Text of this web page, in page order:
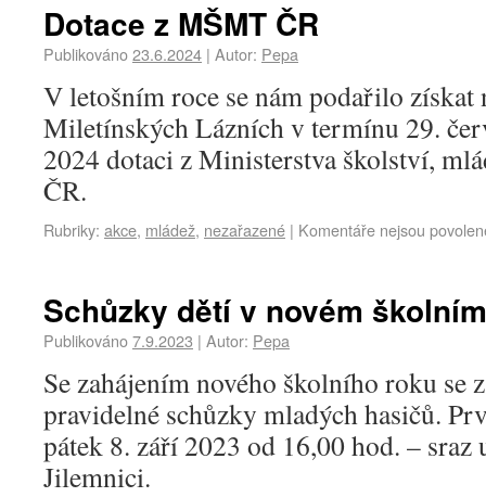
Dotace z MŠMT ČR
Publikováno23.6.2024 | Autor: Pepa
V letošním roce se nám podařilo získat
Miletínských Lázních v termínu 29.
2024 dotaci z Ministerstva školství,
ČR.
Rubriky: akce, mládež, nezařazené | Komentáře nejsou
Schůzky dětí v novém
Publikováno7.9.2023 | Autor: Pepa
Se zahájením nového školního roku se
pravidelné schůzky mladých hasičů.
pátek 8. září 2023 od 16,00 hod. – sraz
Jilemnici.